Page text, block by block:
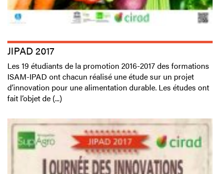
JIPAD 2017
Les 19 étudiants de la promotion 2016-2017 des formations
ISAM-IPAD ont chacun réalisé une étude sur un projet
d’innovation pour une alimentation durable. Les études ont
fait l’objet de (...)